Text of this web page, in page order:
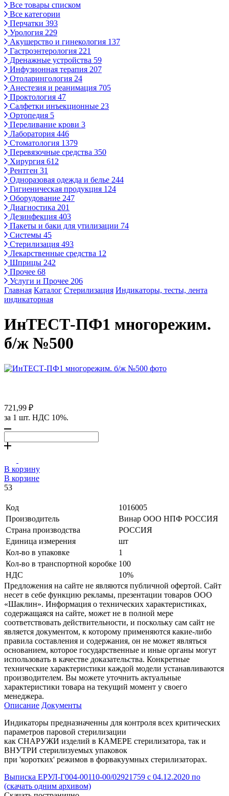
Все товары списком
Все категории
Перчатки 393
Урология 229
Акушерство и гинекология 137
Гастроэнтерология 221
Дренажные устройства 59
Инфузионная терапия 207
Отоларингология 24
Анестезия и реанимация 705
Проктология 47
Салфетки инъекционные 23
Ортопедия 5
Переливание крови 3
Лаборатория 446
Стоматология 1379
Перевязочные средства 350
Хирургия 612
Рентген 31
Одноразовая одежда и белье 244
Гигиеническая продукция 124
Оборудование 247
Диагностика 201
Дезинфекция 403
Пакеты и баки для утилизации 74
Системы 45
Стерилизация 493
Лекарственные средства 12
Шприцы 242
Прочее 68
Услуги и Прочее 206
Главная Каталог Стерилизация Индикаторы, тесты, лента
индикаторная
ИнТЕСТ-ПФ1 многорежим.
б/ж №500
721,99 ₽
за 1 шт. НДС 10%.
В корзину
В корзине
53
Код
1016005
Производитель
Винар ООО НПФ РОССИЯ
Страна производства
РОССИЯ
Единица измерения
шт
Кол-во в упаковке
1
Кол-во в транспортной коробке 100
НДС
10%
Предложения на сайте не являются публичной офертой. Сайт
несет в себе функцию рекламы, презентации товаров ООО
«Шаклин». Информация о технических характеристиках,
содержащаяся на сайте, может не в полной мере
соответствовать действительности, и поскольку сам сайт не
является документом, к которому применяются какие-либо
правила составления и содержания, он не может являться
основанием, которое государственные и иные органы могут
использовать в качестве доказательства. Конкретные
технические характеристики каждой модели устанавливаются
производителем. Вы можете уточнить актуальные
характеристики товара на текущий момент у своего
менеджера.
Описание Документы
Индикаторы предназначенны для контроля всех критических
параметров паровой стерилизации
как СНАРУЖИ изделий в КАМЕРЕ стерилизатора, так и
ВНУТРИ стерилизуемых упаковок
при 'коротких' режимов в форвакуумных стерилизаторах.
Выписка ЕРУЛ-Г004-00110-00/02921759 с 04.12.2020 по
(скачать одним архивом)